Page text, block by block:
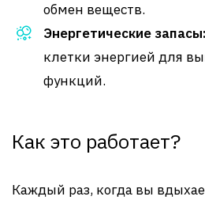
обмен веществ.
Энергетические запасы:
клетки энергией для
функций.
Как это работает?
Каждый раз, когда вы